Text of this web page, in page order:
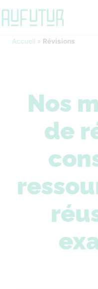
Accueil » Révisions
Nos
de